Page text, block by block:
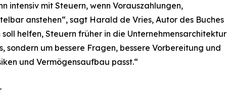
intensiv mit Steuern, wenn Vorauszahlungen,
anstehen“, sagt Harald de Vries, Autor des Buches
helfen, Steuern früher in die Unternehmensarchitektur
sondern um bessere Fragen, bessere Vorbereitung und
und Vermögensaufbau passt.“